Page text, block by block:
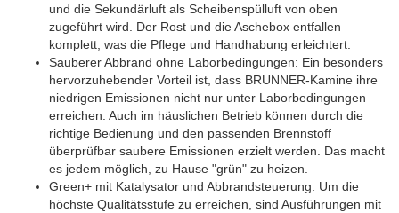
und die Sekundärluft als Scheibenspülluft von oben
zugeführt wird. Der Rost und die Aschebox entfallen
komplett, was die Pflege und Handhabung erleichtert.
Sauberer Abbrand ohne Laborbedingungen: Ein besonders
hervorzuhebender Vorteil ist, dass BRUNNER-Kamine ihre
niedrigen Emissionen nicht nur unter Laborbedingungen
erreichen. Auch im häuslichen Betrieb können durch die
richtige Bedienung und den passenden Brennstoff
überprüfbar saubere Emissionen erzielt werden. Das macht
es jedem möglich, zu Hause "grün" zu heizen.
Green+ mit Katalysator und Abbrandsteuerung: Um die
höchste Qualitätsstufe zu erreichen, sind Ausführungen mit